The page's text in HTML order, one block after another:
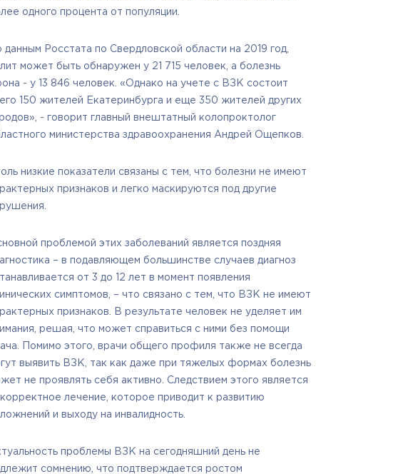
одного процента от популяции.
данным Росстата по Свердловской области на 2019 год,
может быть обнаружен у 21 715 человек, а болезнь
- у 13 846 человек. «Однако на учете с ВЗК состоит
150 жителей Екатеринбурга и еще 350 жителей других
- говорит главный внештатный колопроктолог
министерства здравоохранения Андрей Ощепков.
низкие показатели связаны с тем, что болезни не имеют
признаков и легко маскируются под другие
проблемой этих заболеваний является поздняя
– в подавляющем большинстве случаев диагноз
от 3 до 12 лет в момент появления
симптомов, – что связано с тем, что ВЗК не имеют
признаков. В результате человек не уделяет им
решая, что может справиться с ними без помощи
Помимо этого, врачи общего профиля также не всегда
выявить ВЗК, так как даже при тяжелых формах болезнь
не проявлять себя активно. Следствием этого является
лечение, которое приводит к развитию
и выходу на инвалидность.
проблемы ВЗК на сегодняшний день не
сомнению, что подтверждается ростом